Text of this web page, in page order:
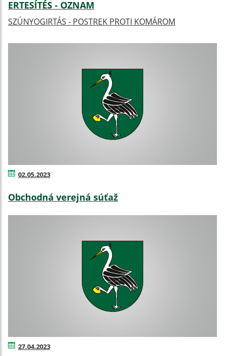
ERTESÍTÉS - OZNAM
SZÚNYOGIRTÁS - POSTREK PROTI KOMÁROM
02.05.2023
Obchodná verejná súťaž
27.04.2023